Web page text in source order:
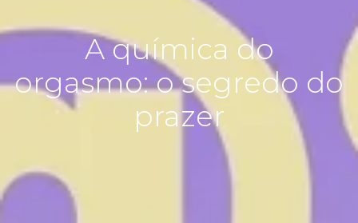
A química do
orgasmo: o segredo do
prazer